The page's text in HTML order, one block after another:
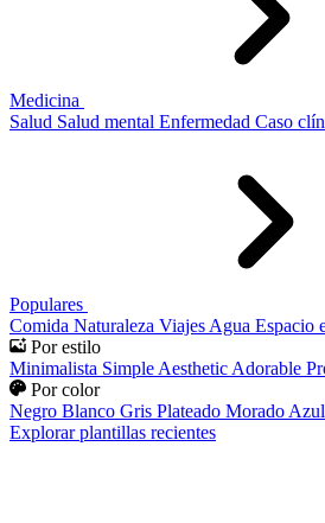
Medicina
Salud Salud mental Enfermedad Caso
Populares
Comida Naturaleza Viajes Agua Espacio
Por estilo
Minimalista Simple Aesthetic Adorable
Por color
Negro Blanco Gris Plateado Morado Azul
Explorar plantillas recientes